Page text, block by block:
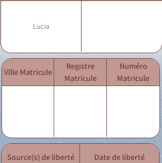
Lucia
Ville Matricule
Registre
Matricule
Numéro
Matricule
Source(s) de liberté Date de liberté